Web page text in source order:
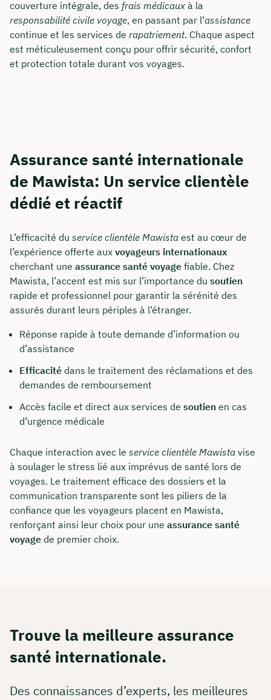
couverture intégrale, des frais médicaux à la
responsabilité civile voyage, en passant par l’assistance
continue et les services de rapatriement. Chaque aspect
est méticuleusement conçu pour offrir sécurité, confort
et protection totale durant vos voyages.
Assurance santé internationale
de Mawista: Un service clientèle
dédié et réactif
L’efficacité du service clientèle Mawista est au cœur de
l’expérience offerte aux voyageurs internationaux
cherchant une assurance santé voyage fiable. Chez
Mawista, l’accent est mis sur l’importance du soutien
rapide et professionnel pour garantir la sérénité des
assurés durant leurs périples à l’étranger.
Réponse rapide à toute demande d’information ou
d’assistance
Efficacité dans le traitement des réclamations et des
demandes de remboursement
Accès facile et direct aux services de soutien en cas
d’urgence médicale
Chaque interaction avec le service clientèle Mawista vise
à soulager le stress lié aux imprévus de santé lors de
voyages. Le traitement efficace des dossiers et la
communication transparente sont les piliers de la
confiance que les voyageurs placent en Mawista,
renforçant ainsi leur choix pour une assurance santé
voyage de premier choix.
Trouve la meilleure assurance
santé internationale.
Des connaissances d’experts, les meilleures
Ou réservez une réunion web gratuite
Calcul de tous les coûts en direct et par
Réserver une réunion